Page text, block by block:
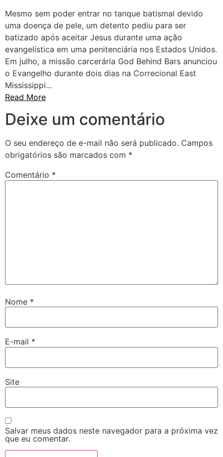
Mesmo sem poder entrar no tanque batismal devido
uma doença de pele, um detento pediu para ser
batizado após aceitar Jesus durante uma ação
evangelística em uma penitenciária nos Estados Unidos.
Em julho, a missão carcerária God Behind Bars anunciou
o Evangelho durante dois dias na Correcional East
Mississippi…
Read More
Deixe um comentário
O seu endereço de e-mail não será publicado. Campos
obrigatórios são marcados com *
Comentário *
Nome *
E-mail *
Site
Salvar meus dados neste navegador para a próxima vez
que eu comentar.